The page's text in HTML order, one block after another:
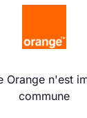
Orange n'est
commune